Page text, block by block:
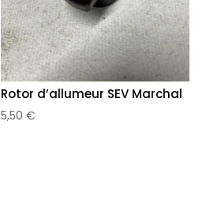
Rotor d’allumeur SEV Marchal
5,50 €